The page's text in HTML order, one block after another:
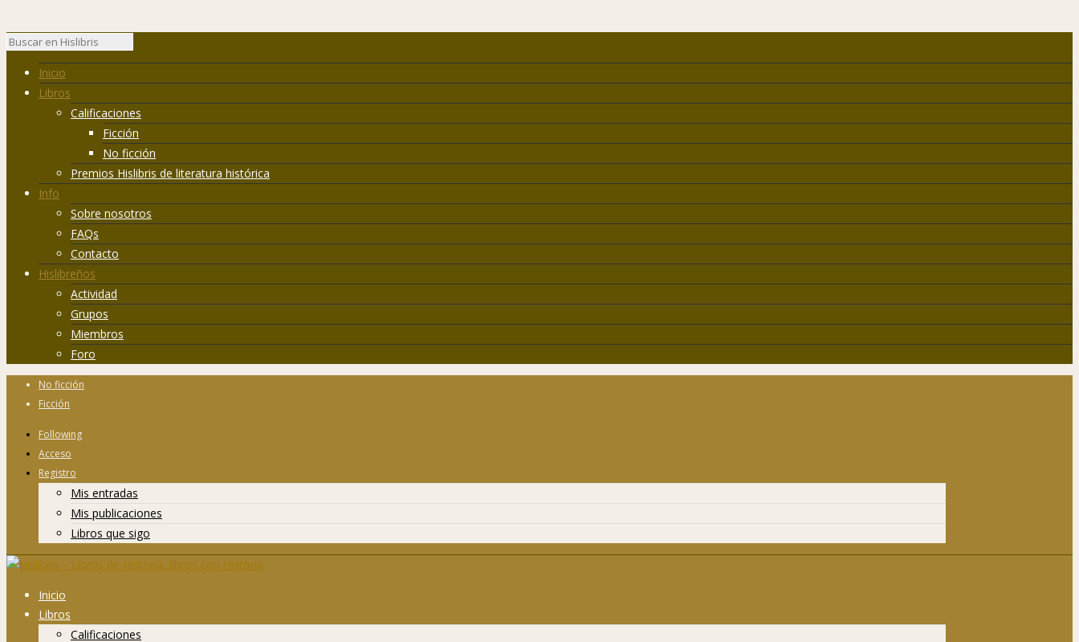
Inicio
Libros
Calificaciones
Ficción
No ficción
Premios Hislibris de literatura histórica
Info
Sobre nosotros
FAQs
Contacto
Hislibreños
Actividad
Grupos
Miembros
Foro
No ficción
Ficción
Following
Acceso
Registro
Mis entradas
Mis publicaciones
Libros que sigo
Inicio
Libros
Calificaciones